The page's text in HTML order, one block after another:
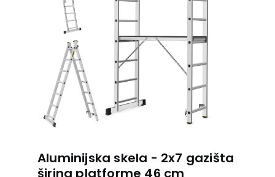
Aluminijska skela - 2x7 gazišta
širina platforme 46 cm